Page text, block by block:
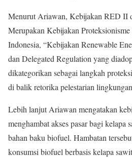
Menurut Ariawan, Kebijakan RED II
Merupakan Kebijakan
Indonesia, “Kebijakan Renewable
dan Delegated Regulation yang
dikategorikan sebagai langkah
di balik retorika pelestarian
Lebih lanjut Ariawan mengatakan
menghambat akses pasar bagi kelapa
bahan baku biofuel. Hambatan
konsumsi biofuel berbasis kelapa